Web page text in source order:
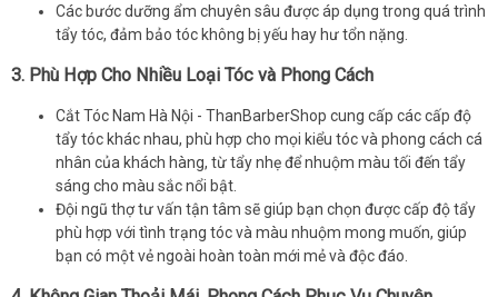
Các bước dưỡng ẩm chuyên sâu được áp dụng trong quá trình
tẩy tóc, đảm bảo tóc không bị yếu hay hư tổn nặng.
3. Phù Hợp Cho Nhiều Loại Tóc và Phong Cách
Cắt Tóc Nam Hà Nội - ThanBarberShop cung cấp các cấp độ
tẩy tóc khác nhau, phù hợp cho mọi kiểu tóc và phong cách cá
nhân của khách hàng, từ tẩy nhẹ để nhuộm màu tối đến tẩy
sáng cho màu sắc nổi bật.
Đội ngũ thợ tư vấn tận tâm sẽ giúp bạn chọn được cấp độ tẩy
phù hợp với tình trạng tóc và màu nhuộm mong muốn, giúp
bạn có một vẻ ngoài hoàn toàn mới mẻ và độc đáo.